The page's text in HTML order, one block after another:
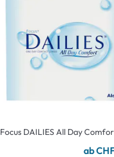
Focus DAILIES All Day
ab